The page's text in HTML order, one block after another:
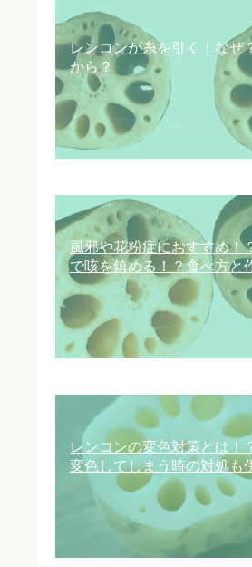
レンコンが糸を引く！なぜ
から？
風邪や花粉症におすすめ！
で咳を鎮める！？食べ方と
レンコンの変色対策とは！
変色してしまう時の対処も